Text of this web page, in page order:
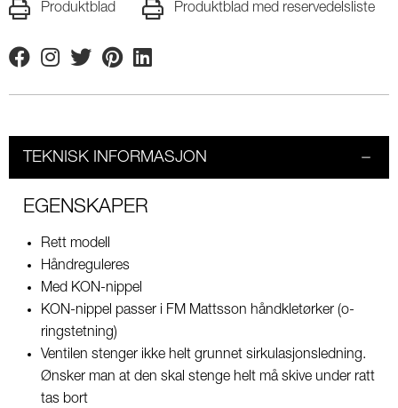
Produktblad Produktblad med reservedelsliste
FacebookInstagram
TwitterPinterestLinkedin
TEKNISK INFORMASJON
EGENSKAPER
Rett modell
Håndreguleres
Med KON-nippel
KON-nippel passer i FM Mattsson håndkletørker (o-
ringstetning)
Ventilen stenger ikke helt grunnet sirkulasjonsledning.
Ønsker man at den skal stenge helt må skive under ratt
tas bort